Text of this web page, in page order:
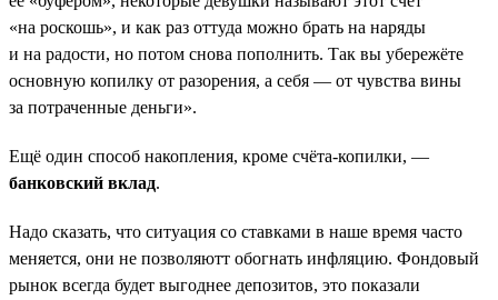
«на роскошь», и как раз оттуда можно брать на наряды
и на радости, но потом снова пополнить. Так вы убережёте
основную копилку от разорения, а себя — от чувства вины
за потраченные деньги».
Ещё один способ накопления, кроме счёта-копилки, —
банковский вклад.
Надо сказать, что ситуация со ставками в наше время часто
меняется, они не позволяютт обогнать инфляцию. Фондовый
рынок всегда будет выгоднее депозитов, это показали